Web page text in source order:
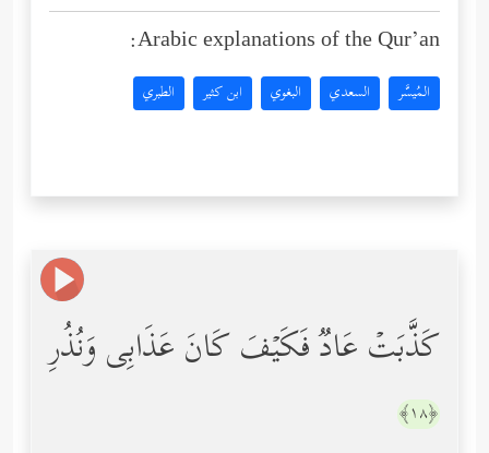
Arabic explanations of the Qur’an:
المُيسَّر السعدي البغوي ابن كثير الطبري
كَذَّبَتۡ عَادࣱ فَكَیۡفَ كَانَ عَذَابِی وَنُذُرِ
﴿١٨﴾